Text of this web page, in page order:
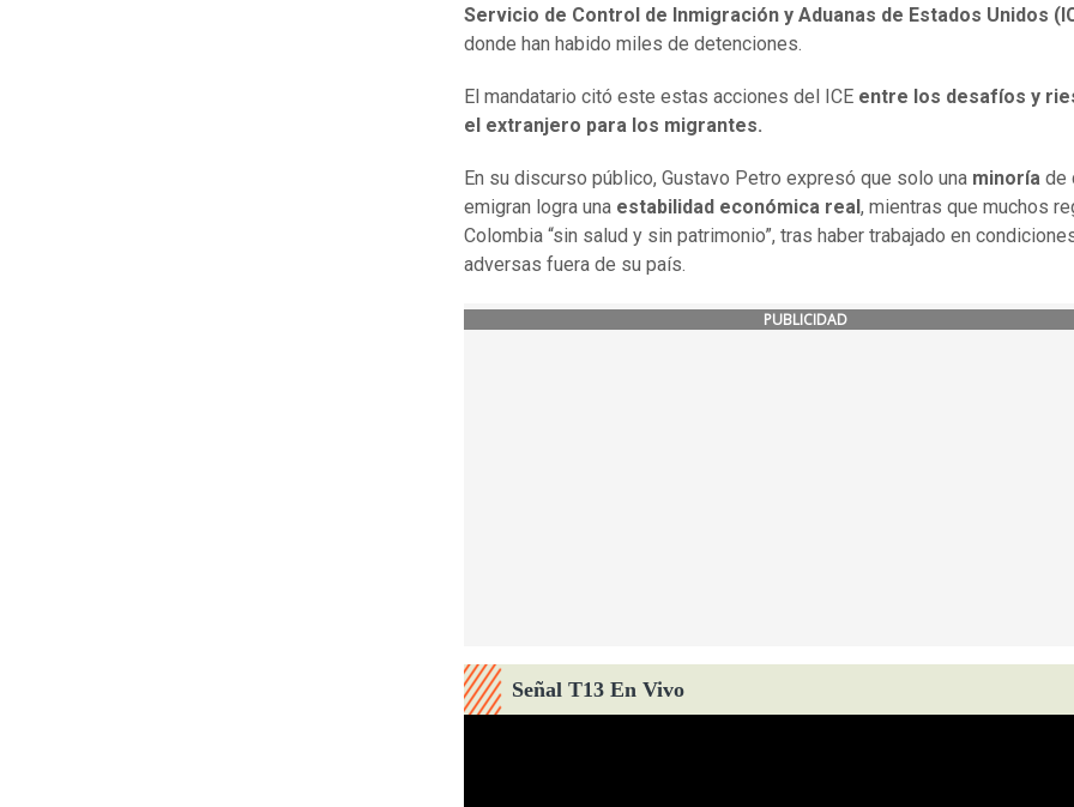
Servicio de Control de Inmigración y Aduanas de Estados Unidos
donde han habido miles de detenciones.
El mandatario citó este estas acciones del ICE entre los desafíos y
el extranjero para los migrantes.
En su discurso público, Gustavo Petro expresó que solo una minoría de
emigran logra una estabilidad económica real , mientras que muchos
Colombia “sin salud y sin patrimonio”, tras haber trabajado en
adversas fuera de su país.
PUBLICIDAD
Señal T13 En Vivo